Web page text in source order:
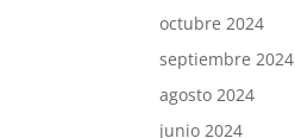
octubre 2024
septiembre 2024
agosto 2024
junio 2024